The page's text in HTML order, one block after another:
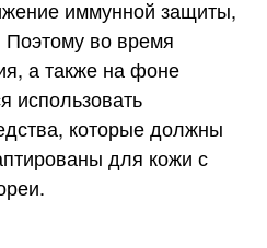
иммунной защиты,
Поэтому во время
а также на фоне
использовать
которые должны
для кожи с